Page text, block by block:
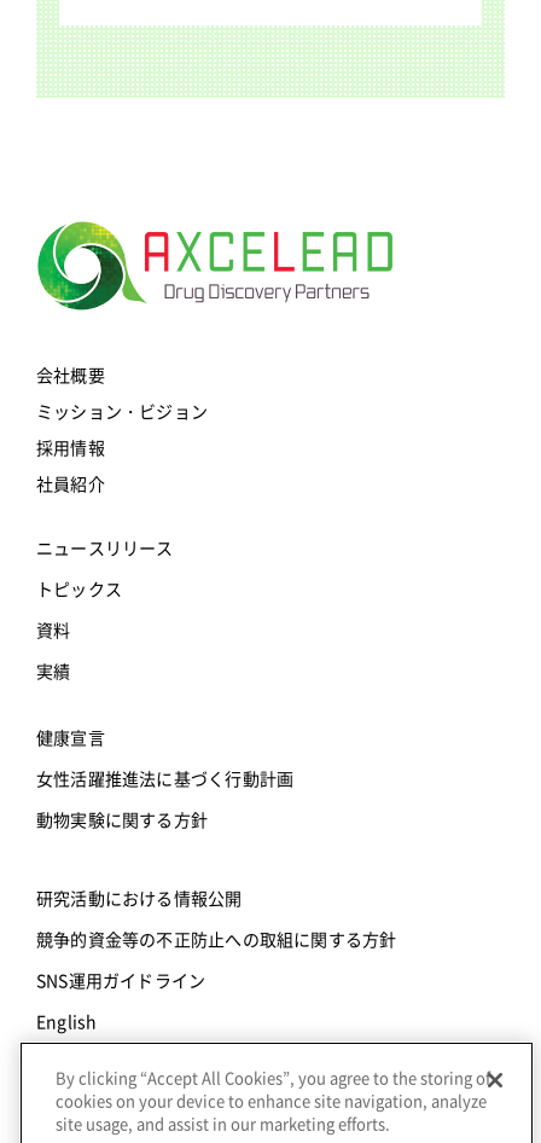
会社概要
ミッション・ビジョン
採用情報
社員紹介
ニュースリリース
トピックス
資料
実績
健康宣言
女性活躍推進法に基づく行動計画
動物実験に関する方針
研究活動における情報公開
競争的資金等の不正防止への取組に関する方針
SNS運用ガイドライン
English
© Copyright Axcelead Drug Discovery Partners Inc., |個人
情報保護方針
By clicking “Accept All Cookies”, you agree to the storing of
cookies on your device to enhance site navigation, analyze
site usage, and assist in our marketing efforts.